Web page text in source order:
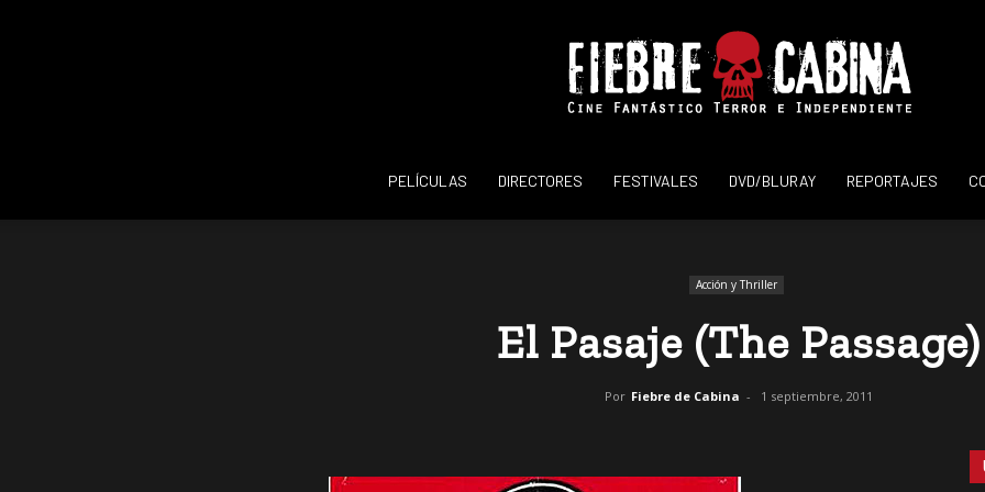
Fiebre
de
PELÍCULAS DIRECTORES FESTIVALES DVD/BLURAY REPORTAJES
Acción y Thriller
El Pasaje (The Passage)
Por Fiebre de Cabina - 1 septiembre, 2011